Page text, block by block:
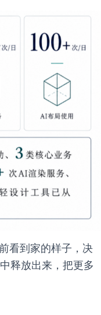
看到家的样子，决
释放出来，把更多